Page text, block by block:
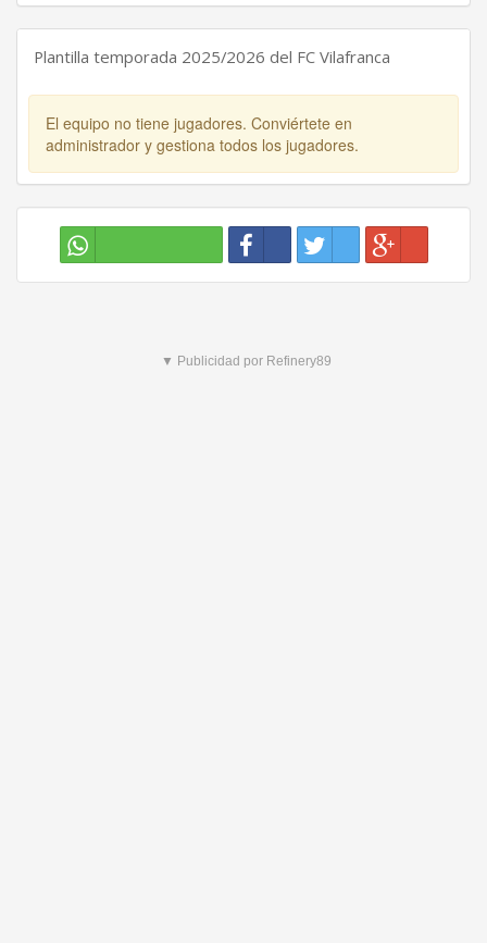
Plantilla temporada 2025/2026 del FC Vilafranca
El equipo no tiene jugadores. Conviértete en
administrador y gestiona todos los jugadores.
▼ Publicidad por Refinery89